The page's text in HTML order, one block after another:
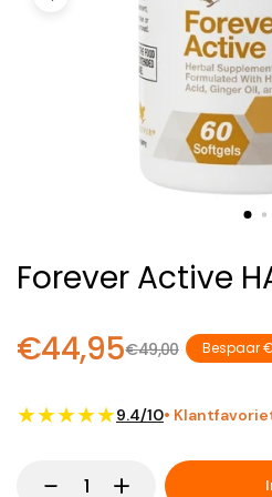
Forever Active
€44,95€49,00 Bespaar
★★★★★9.4/10•